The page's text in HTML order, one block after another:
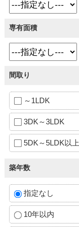
専有面積
間取り
～1LDK
3DK～3LDK
5DK～5LDK以上
築年数
指定なし
10年以内